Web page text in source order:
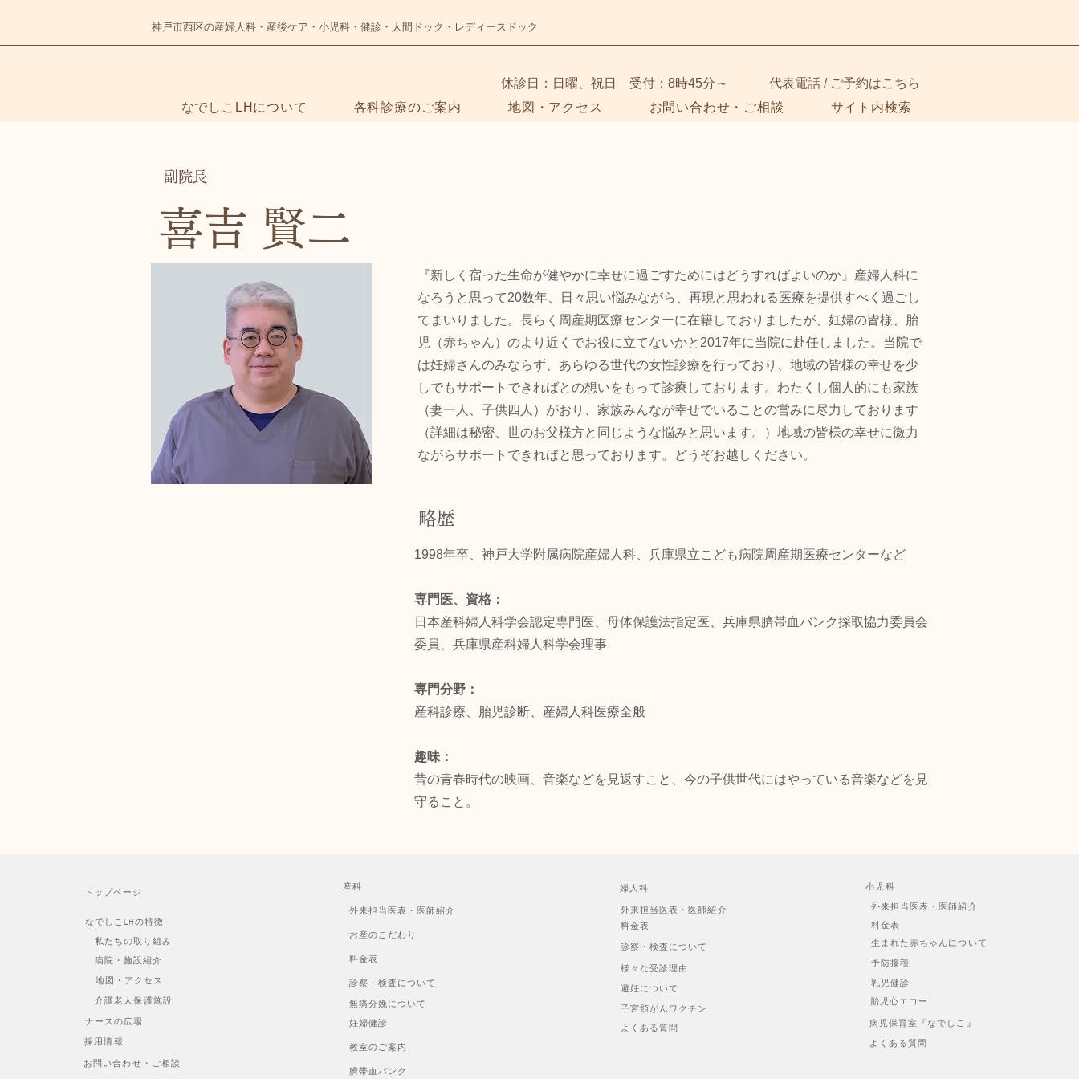
神戸市西区の産婦人科・産後ケア・小児科・健診・人間ドック・レディースドック
NADESHIKO
​休診日：日曜、祝日 受付：8時45分～
代表電話 / ご予約はこちら
なでしこLHについて
各科診療のご案内 地図・アクセス お問い合わせ・ご相談 サイト内検索
副院長
喜吉 賢二
『新しく宿った生命が健やかに幸せに過ごすためにはどうすればよいのか』産婦人科に
なろうと思って20数年、日々思い悩みながら、再現と思われる医療を提供すべく過ごし
てまいりました。長らく周産期医療センターに在籍しておりましたが、妊婦の皆様、胎
児（赤ちゃん）のより近くでお役に立てないかと2017年に当院に赴任しました。当院で
は妊婦さんのみならず、あらゆる世代の女性診療を行っており、地域の皆様の幸せを少
しでもサポートできればとの想いをもって診療しております。わたくし個人的にも家族
（妻一人、子供四人）がおり、家族みんなが幸せでいることの営みに尽力しております
（詳細は秘密、世のお父様方と同じような悩みと思います。）地域の皆様の幸せに微力
ながらサポートできればと思っております。どうぞお越しください。
略歴
1998年卒、神戸大学附属病院産婦人科、兵庫県立こども病院周産期医療センターなど
専門医、資格：
日本産科婦人科学会認定専門医、母体保護法指定医、兵庫県臍帯血バンク採取協力委員会
委員、兵庫県産科婦人科学会理事
専門分野：
産科診療、胎児診断、産婦人科医療全般
趣味：
昔の青春時代の映画、音楽などを見返すこと、今の子供世代にはやっている音楽などを見
守ること。
トップページ
なでしこLHの特徴
私たちの取り組み
病院・施設紹介
地図・アクセス
介護老人保護施設
ナースの広場
採用情報
お問い合わせ・ご相談
産科
外来担当医表・医師紹介
お産のこだわり
料金表
診察・検査について
無痛分娩について
妊婦健診
教室のご案内
臍帯血バンク
婦人科
外来担当医表・医師紹介
料金表
診察・検査について
様々な受診理由
避妊について
子宮頸がんワクチン
よくある質問
小児科
外来担当医表・医師紹介
料金表
生まれた赤ちゃんについて
予防接種
乳児健診
胎児心エコー
病児保育室『なでしこ』
よくある質問